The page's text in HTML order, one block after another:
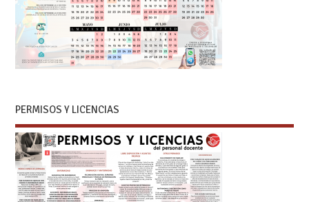
PERMISOS Y LICENCIAS